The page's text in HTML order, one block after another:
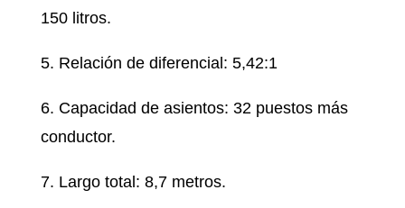
150 litros.
5. Relación de diferencial: 5,42:1
6. Capacidad de asientos: 32 puestos más
conductor.
7. Largo total: 8,7 metros.